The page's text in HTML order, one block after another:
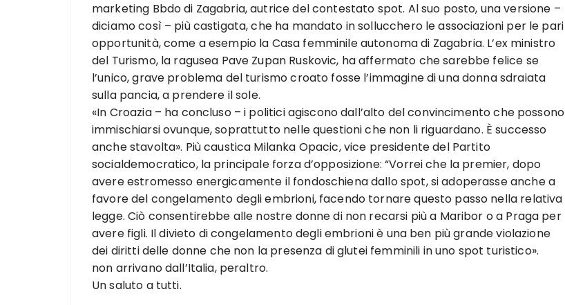
marketing Bbdo di Zagabria, autrice del contestato spot. Al suo posto, una versione –
diciamo così – più castigata, che ha mandato in sollucchero le associazioni per le pari
opportunità, come a esempio la Casa femminile autonoma di Zagabria. L’ex ministro
del Turismo, la ragusea Pave Zupan Ruskovic, ha affermato che sarebbe felice se
l’unico, grave problema del turismo croato fosse l’immagine di una donna sdraiata
sulla pancia, a prendere il sole.
«In Croazia – ha concluso – i politici agiscono dall’alto del convincimento che possono
immischiarsi ovunque, soprattutto nelle questioni che non li riguardano. È successo
anche stavolta». Più caustica Milanka Opacic, vice presidente del Partito
socialdemocratico, la principale forza d’opposizione: “Vorrei che la premier, dopo
avere estromesso energicamente il fondoschiena dallo spot, si adoperasse anche a
favore del congelamento degli embrioni, facendo tornare questo passo nella relativa
legge. Ciò consentirebbe alle nostre donne di non recarsi più a Maribor o a Praga per
avere figli. Il divieto di congelamento degli embrioni è una ben più grande violazione
dei diritti delle donne che non la presenza di glutei femminili in uno spot turistico».
non arrivano dall’Italia, peraltro.
Un saluto a tutti.